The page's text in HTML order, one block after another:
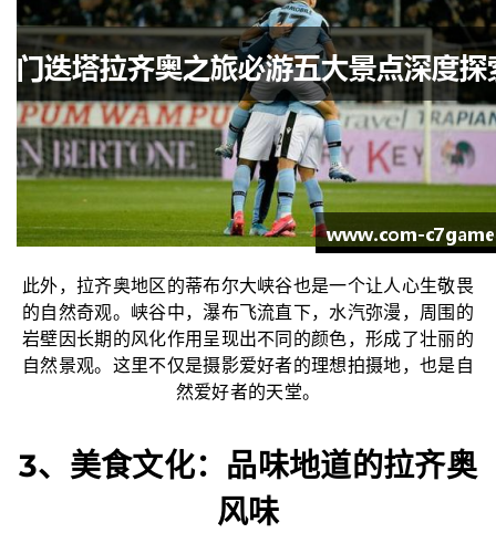
此外，拉齐奥地区的蒂布尔大峡谷也是一个让人心生敬畏
的自然奇观。峡谷中，瀑布飞流直下，水汽弥漫，周围的
岩壁因长期的风化作用呈现出不同的颜色，形成了壮丽的
自然景观。这里不仅是摄影爱好者的理想拍摄地，也是自
然爱好者的天堂。
3、美食文化：品味地道的拉齐奥
风味